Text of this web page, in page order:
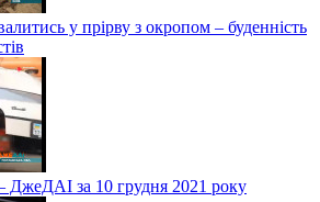
у прірву з окропом – буденність
ДжеДАІ за 10 грудня 2021 року